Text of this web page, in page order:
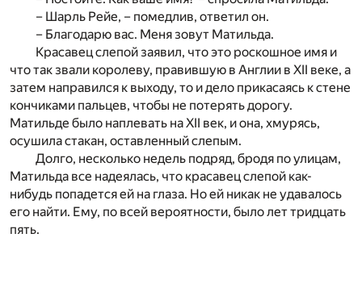
– Шарль Рейе, – помедлив, ответил он.
– Благодарю вас. Меня зовут Матильда.
Красавец слепой заявил, что это роскошное имя и
что так звали королеву, правившую в Англии в ХII веке, а
затем направился к выходу, то и дело прикасаясь к стене
кончиками пальцев, чтобы не потерять дорогу.
Матильде было наплевать на XII век, и она, хмурясь,
осушила стакан, оставленный слепым.
Долго, несколько недель подряд, бродя по улицам,
Матильда все надеялась, что красавец слепой как-
нибудь попадется ей на глаза. Но ей никак не удавалось
его найти. Ему, по всей вероятности, было лет тридцать
пять.